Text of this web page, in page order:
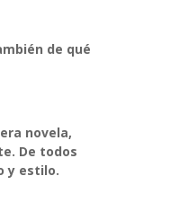
de qué
novela,
De todos
y estilo.